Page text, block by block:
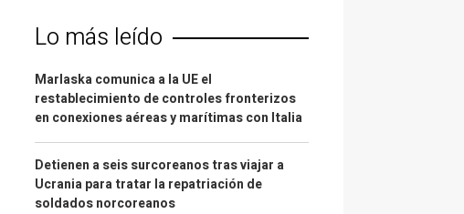
Lo más leído
Marlaska comunica a la UE el
restablecimiento de controles fronterizos
en conexiones aéreas y marítimas con Italia
Detienen a seis surcoreanos tras viajar a
Ucrania para tratar la repatriación de
soldados norcoreanos